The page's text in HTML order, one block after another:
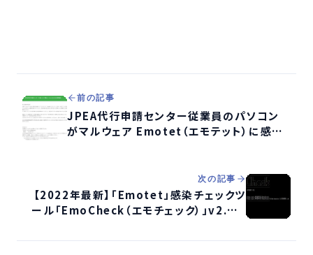
前の記事
JPEA代行申請センター従業員のパソコン
がマルウェア Emotet（エモテット）に感染、
次の記事
【2022年最新】「Emotet」感染チェックツ
ール「EmoCheck（エモチェック）」v2.3.2